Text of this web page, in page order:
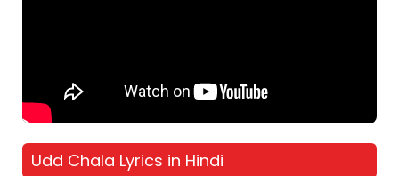
Udd Chala Lyrics in Hindi